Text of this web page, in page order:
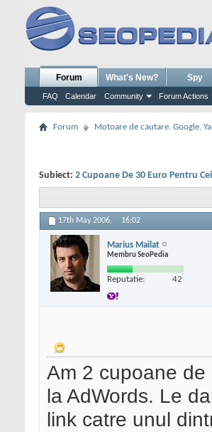
Forum
FAQ Calendar Community Forum Actions
What's New? Spy
Forum Motoare de cautare. Google,
Subiect: 2 Cupoane De 30 Euro Pentru
17th May 2006, 16:02
Marius Mailat
Membru SeoPedia
Reputatie: 42
Am 2 cupoane
la AdWords. Le
link catre unul